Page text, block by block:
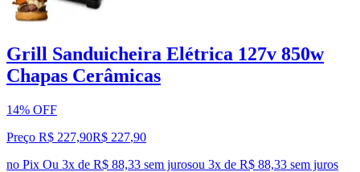
Grill Sanduicheira Elétrica 127v 850w
Chapas Cerâmicas
14% OFF
Preço R$ 227,90R$ 227,90
no Pix Ou 3x de R$ 88,33 sem jurosou 3x de R$ 88,33 sem juros